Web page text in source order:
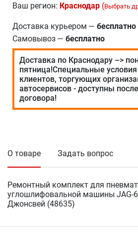
Ваш регион: Краснодар (Выбрать
Доставка курьером — бесплатно
Самовывоз — бесплатно
Доставка по Краснодару –>
пятница!Специальные
клиентов, торгующих
автосервисов - доступны
договора!
О товаре Задать вопрос
Ремонтный комплект для
углошлифовальной машины JAG-
Джонсвей (48635)